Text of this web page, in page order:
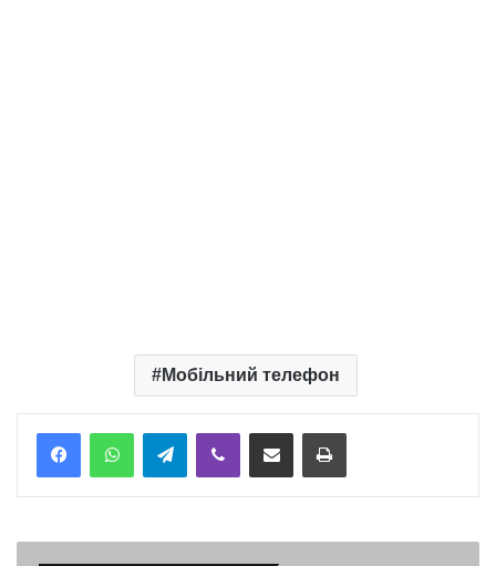
Мобільний телефон
TelegramViber Надіслати електронною поштоюНадрукувати